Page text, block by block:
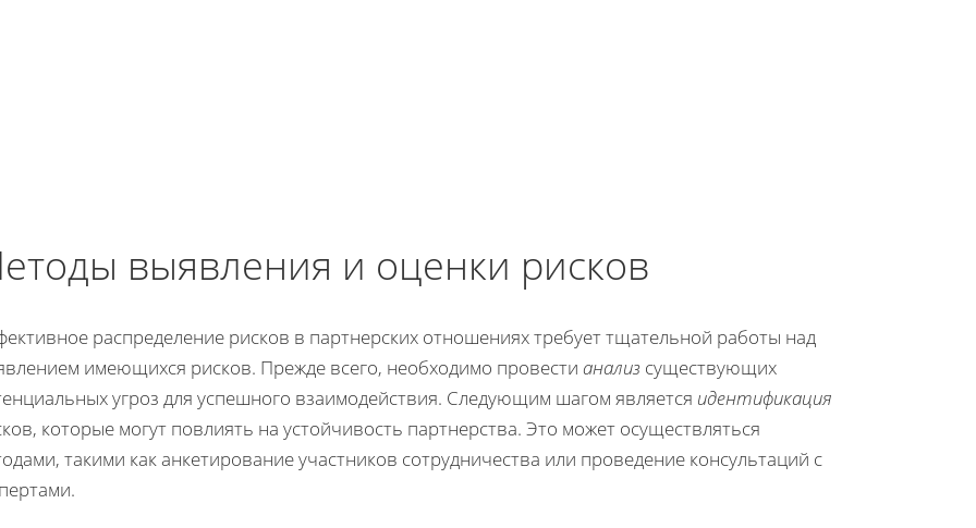
выявления и оценки рисков
распределение рисков в партнерских отношениях требует тщательной работы над
имеющихся рисков. Прежде всего, необходимо провести анализ существующих
угроз для успешного взаимодействия. Следующим шагом является идентификация
которые могут повлиять на устойчивость партнерства. Это может осуществляться
такими как анкетирование участников сотрудничества или проведение консультаций с